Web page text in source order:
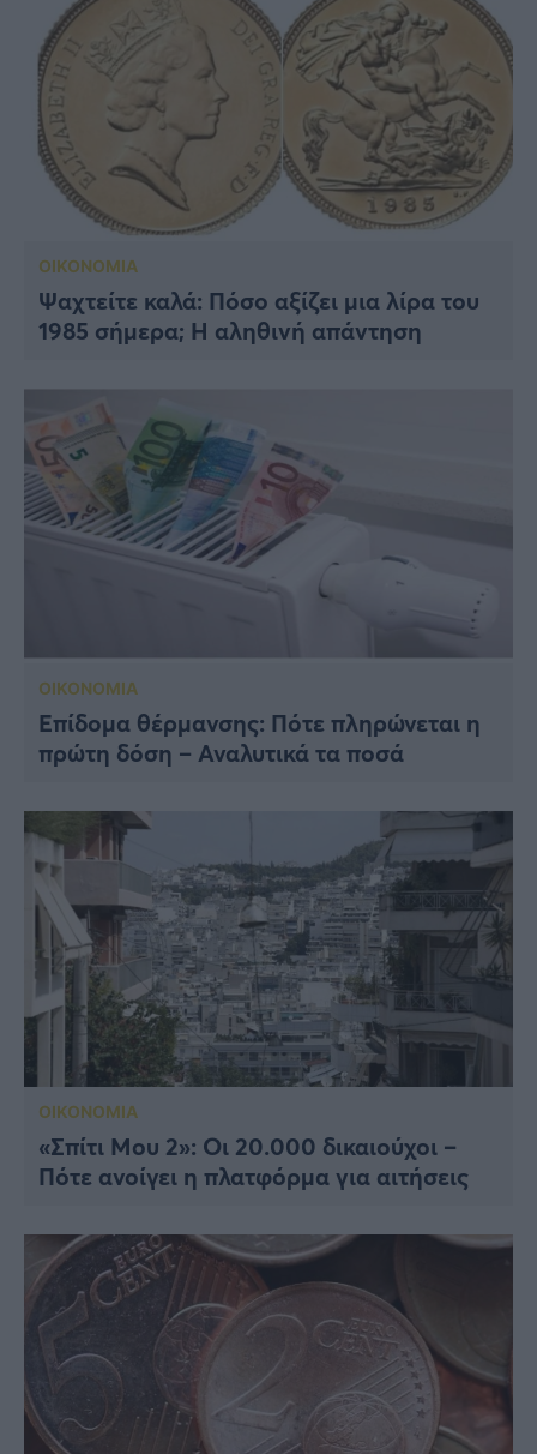
ΟΙΚΟΝΟΜΙΑ
Ψαχτείτε καλά: Πόσο αξίζει μια λίρα του
1985 σήμερα; Η αληθινή απάντηση
ΟΙΚΟΝΟΜΙΑ
Επίδομα θέρμανσης: Πότε πληρώνεται η
πρώτη δόση – Αναλυτικά τα ποσά
ΟΙΚΟΝΟΜΙΑ
«Σπίτι Μου 2»: Οι 20.000 δικαιούχοι –
Πότε ανοίγει η πλατφόρμα για αιτήσεις